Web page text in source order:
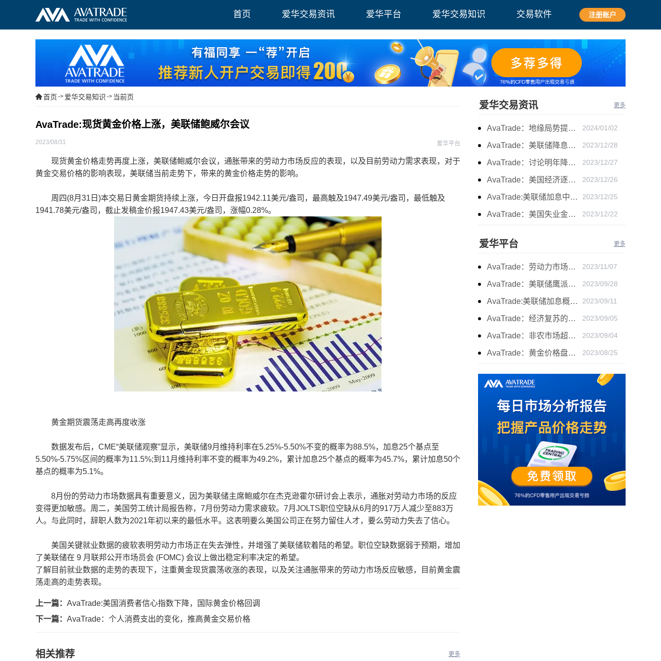
首页 爱华交易资讯 爱华平台 爱华交易知识 交易软件 注册账户
首页 -> 爱华交易知识 -> 当前页
AvaTrade:现货黄金价格上涨，美联储鲍威尔会议
2023/08/31 爱华平台
现货黄金价格走势再度上涨，美联储鲍威尔会议，通胀带来的劳动力市场反应的表现，以及目前劳动力需求表现，对于
黄金交易价格的影响表现，美联储当前走势下，带来的黄金价格走势的影响。
周四(8月31日)本交易日黄金期货持续上涨，今日开盘报1942.11美元/盎司，最高触及1947.49美元/盎司，最低触及
1941.78美元/盎司，截止发稿金价报1947.43美元/盎司，涨幅0.28%。
黄金期货震荡走高再度收涨
数据发布后，CME“美联储观察”显示，美联储9月维持利率在5.25%-5.50%不变的概率为88.5%，加息25个基点至
5.50%-5.75%区间的概率为11.5%;到11月维持利率不变的概率为49.2%，累计加息25个基点的概率为45.7%，累计加息50个
基点的概率为5.1%。
8月份的劳动力市场数据具有重要意义，因为美联储主席鲍威尔在杰克逊霍尔研讨会上表示，通胀对劳动力市场的反应
变得更加敏感。周二，美国劳工统计局报告称，7月份劳动力需求疲软。7月JOLTS职位空缺从6月的917万人减少至883万
人。与此同时，辞职人数为2021年初以来的最低水平。这表明要么美国公司正在努力留住人才，要么劳动力失去了信心。
美国关键就业数据的疲软表明劳动力市场正在失去弹性，并增强了美联储软着陆的希望。职位空缺数据弱于预期，增加
了美联储在 9 月联邦公开市场员会 (FOMC) 会议上做出稳定利率决定的希望。
了解目前就业数据的走势的表现下，注重黄金现货震荡收涨的表现，以及关注通胀带来的劳动力市场反应敏感，目前黄金震
荡走高的走势表现。
上一篇： AvaTrade:美国消费者信心指数下降，国际黄金价格回调
下一篇： AvaTrade：个人消费支出的变化，推高黄金交易价格
相关推荐 更多
爱华交易资讯 更多
AvaTrade：地缘局势提供避险支撑，现货黄金持续看涨 2024/01/02
AvaTrade：美联储降息叠加美元走软，黄金维持震荡 2023/12/28
AvaTrade：讨论明年降息可能性，鲍威尔言论影响黄金 2023/12/27
AvaTrade：美国经济逐步放缓，现货黄金上涨 2023/12/26
AvaTrade:美联储加息中，黄金强势拉升震荡 2023/12/25
AvaTrade：美国失业金人数的表现，现货黄金持续高位震荡 2023/12/22
爱华平台 更多
AvaTrade：劳动力市场宽松，黄金下跌 2023/11/07
AvaTrade：美联储鹰派言论，黄金价格小幅度波动 2023/09/28
AvaTrade:美联储加息概率上升，黄金震荡短期压力 2023/09/11
AvaTrade：经济复苏的刺激下，黄金保持震荡继续走跌 2023/09/05
AvaTrade：非农市场超过预期，黄金价格震荡 2023/09/04
AvaTrade：黄金价格盘内开启窄幅慢跌行情 2023/08/25